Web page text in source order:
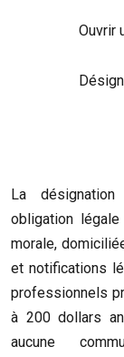
Ouvrir
La
obligation
morale,
et notifications
professionnels
à 200 dollars
aucune